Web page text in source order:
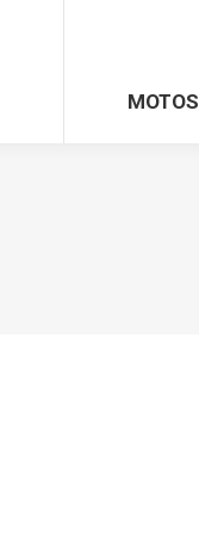
MOTOS